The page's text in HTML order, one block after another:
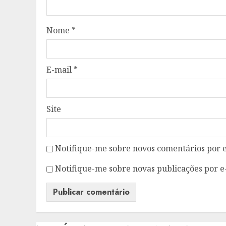
Nome *
E-mail *
Site
Notifique-me sobre novos comentários por
Notifique-me sobre novas publicações por